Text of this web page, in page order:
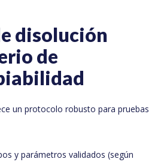
disolución
de
un protocolo robusto para pruebas
y parámetros validados (según